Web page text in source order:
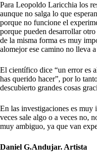
Para Leopoldo Laricchia los
aunque no salga lo que
porque no funcione el
porque pueden desarrollar
de la misma forma es muy
alomejor ese camino no lleva
El científico dice “un error es
has querido hacer”, por lo
descubierto grandes cosas
En las investigaciones es muy
veces sale algo o a veces no,
muy ambiguo, ya que van
Daniel G.Andujar. Artista